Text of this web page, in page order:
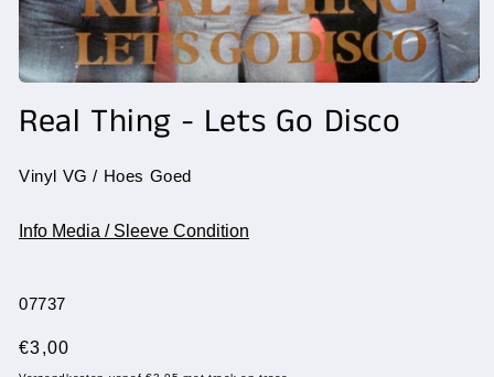
1
openen
Real Thing - Lets Go Disco
Vinyl VG / Hoes Goed
Info Media / Sleeve Condition
SKU:
07737
Normale
€3,00